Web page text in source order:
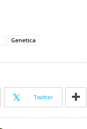
Genetica
Twitter